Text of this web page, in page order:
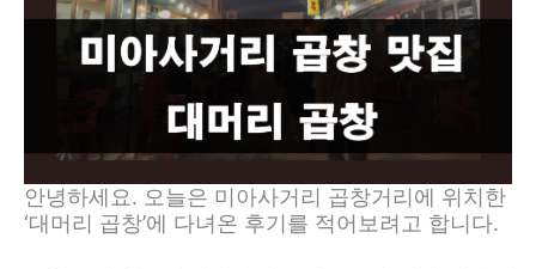
안녕하세요. 오늘은 미아사거리 곱창거리에 위치한
‘대머리 곱창’에 다녀온 후기를 적어보려고 합니다.